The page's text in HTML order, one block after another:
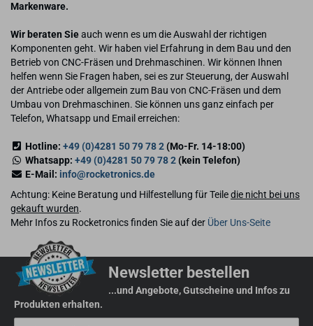
Markenware.
Wir beraten Sieauch wenn es um die Auswahl der richtigen
Komponenten geht. Wir haben viel Erfahrung in dem Bau und den
Betrieb von CNC-Fräsen und Drehmaschinen. Wir können Ihnen
helfen wenn Sie Fragen haben, sei es zur Steuerung, der Auswahl
der Antriebe oder allgemein zum Bau von CNC-Fräsen und dem
Umbau von Drehmaschinen. Sie können uns ganz einfach per
Telefon, Whatsapp und Email erreichen:
Hotline: +49 (0)4281 50 79 78 2(Mo-Fr. 14-18:00)
Whatsapp: +49 (0)4281 50 79 78 2(kein Telefon)
E-Mail: info@rocketronics.de
Achtung: Keine Beratung und Hilfestellung für Teiledie nicht bei uns
gekauft wurden.
Mehr Infos zu Rocketronics finden Sie auf der Über Uns-Seite
Newsletter bestellen
...und Angebote, Gutscheine und Infos zu
Produkten erhalten.